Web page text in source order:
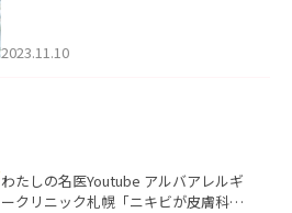
2023.11.10
わたしの名医Youtube アルバアレルギ
ークリニック札幌「ニキビが皮膚科で